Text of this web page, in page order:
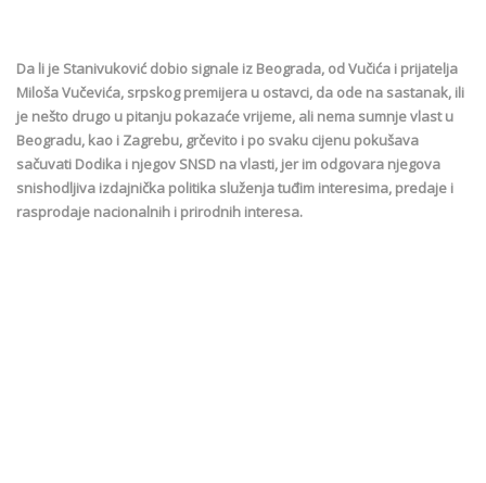
Da li je Stanivuković dobio signale iz Beograda, od Vučića i prijatelja
Miloša Vučevića, srpskog premijera u ostavci, da ode na sastanak, ili
je nešto drugo u pitanju pokazaće vrijeme, ali nema sumnje vlast u
Beogradu, kao i Zagrebu, grčevito i po svaku cijenu pokušava
sačuvati Dodika i njegov SNSD na vlasti, jer im odgovara njegova
snishodljiva izdajnička politika služenja tuđim interesima, predaje i
rasprodaje nacionalnih i prirodnih interesa.